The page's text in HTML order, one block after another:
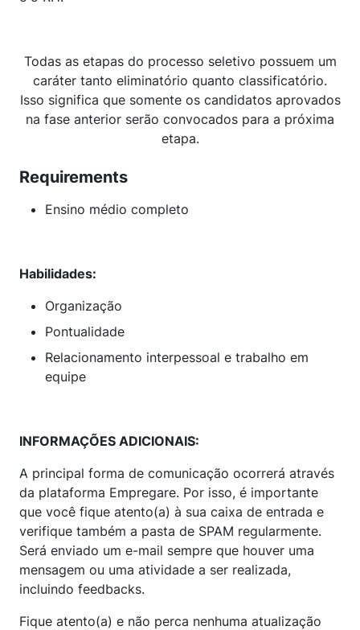
Todas as etapas do processo seletivo possuem um
caráter tanto eliminatório quanto classificatório.
Isso significa que somente os candidatos aprovados
na fase anterior serão convocados para a próxima
etapa.
Requirements
Ensino médio completo
Habilidades:
Organização
Pontualidade
Relacionamento interpessoal e trabalho em
equipe
INFORMAÇÕES ADICIONAIS:
A principal forma de comunicação ocorrerá através
da plataforma Empregare. Por isso, é importante
que você fique atento(a) à sua caixa de entrada e
verifique também a pasta de SPAM regularmente.
Será enviado um e-mail sempre que houver uma
mensagem ou uma atividade a ser realizada,
incluindo feedbacks.
Fique atento(a) e não perca nenhuma atualização